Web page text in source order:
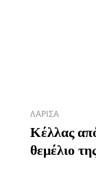
ΛΆΡΙΣΑ
Κέλλας
θεμέλιο